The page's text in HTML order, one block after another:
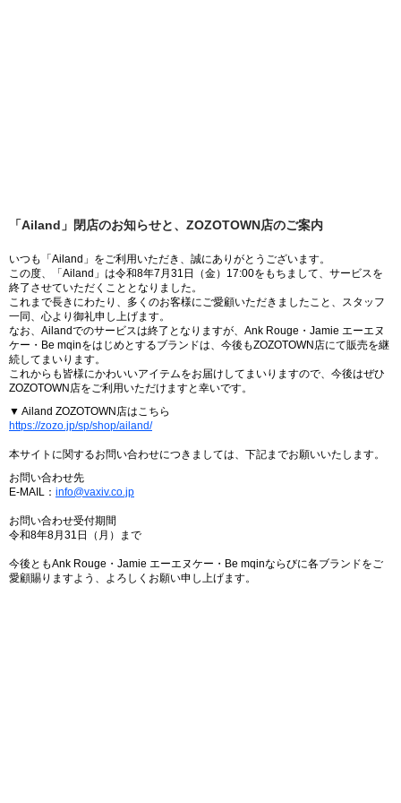
「Ailand」閉店のお知らせと、ZOZOTOWN店のご案内
いつも「Ailand」をご利用いただき、誠にありがとうございます。
この度、「Ailand」は令和8年7月31日（金）17:00をもちまして、サービスを
終了させていただくこととなりました。
これまで長きにわたり、多くのお客様にご愛顧いただきましたこと、スタッフ
一同、心より御礼申し上げます。
なお、Ailandでのサービスは終了となりますが、Ank Rouge・Jamie エーエヌ
ケー・Be mqinをはじめとするブランドは、今後もZOZOTOWN店にて販売を継
続してまいります。
これからも皆様にかわいいアイテムをお届けしてまいりますので、今後はぜひ
ZOZOTOWN店をご利用いただけますと幸いです。
▼ Ailand ZOZOTOWN店はこちら
https://zozo.jp/sp/shop/ailand/
本サイトに関するお問い合わせにつきましては、下記までお願いいたします。
お問い合わせ先
E-MAIL： info@vaxiv.co.jp
お問い合わせ受付期間
令和8年8月31日（月）まで
今後ともAnk Rouge・Jamie エーエヌケー・Be mqinならびに各ブランドをご
愛顧賜りますよう、よろしくお願い申し上げます。